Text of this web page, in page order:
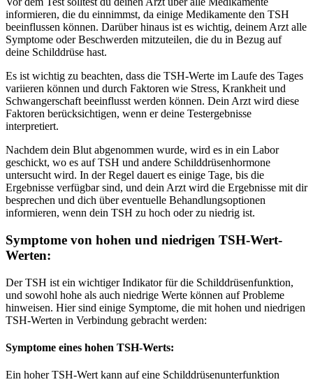
informieren, die du einnimmst, da einige Medikamente den TSH
beeinflussen können. Darüber hinaus ist es wichtig, deinem Arzt alle
Symptome oder Beschwerden mitzuteilen, die du in Bezug auf
deine Schilddrüse hast.
Es ist wichtig zu beachten, dass die TSH-Werte im Laufe des Tages
variieren können und durch Faktoren wie Stress, Krankheit und
Schwangerschaft beeinflusst werden können. Dein Arzt wird diese
Faktoren berücksichtigen, wenn er deine Testergebnisse
interpretiert.
Nachdem dein Blut abgenommen wurde, wird es in ein Labor
geschickt, wo es auf TSH und andere Schilddrüsenhormone
untersucht wird. In der Regel dauert es einige Tage, bis die
Ergebnisse verfügbar sind, und dein Arzt wird die Ergebnisse mit dir
besprechen und dich über eventuelle Behandlungsoptionen
informieren, wenn dein TSH zu hoch oder zu niedrig ist.
Symptome von hohen und niedrigen TSH-Wert-
Werten:
Der TSH ist ein wichtiger Indikator für die Schilddrüsenfunktion,
und sowohl hohe als auch niedrige Werte können auf Probleme
hinweisen. Hier sind einige Symptome, die mit hohen und niedrigen
TSH-Werten in Verbindung gebracht werden:
Symptome eines hohen TSH-Werts:
Ein hoher TSH-Wert kann auf eine Schilddrüsenunterfunktion